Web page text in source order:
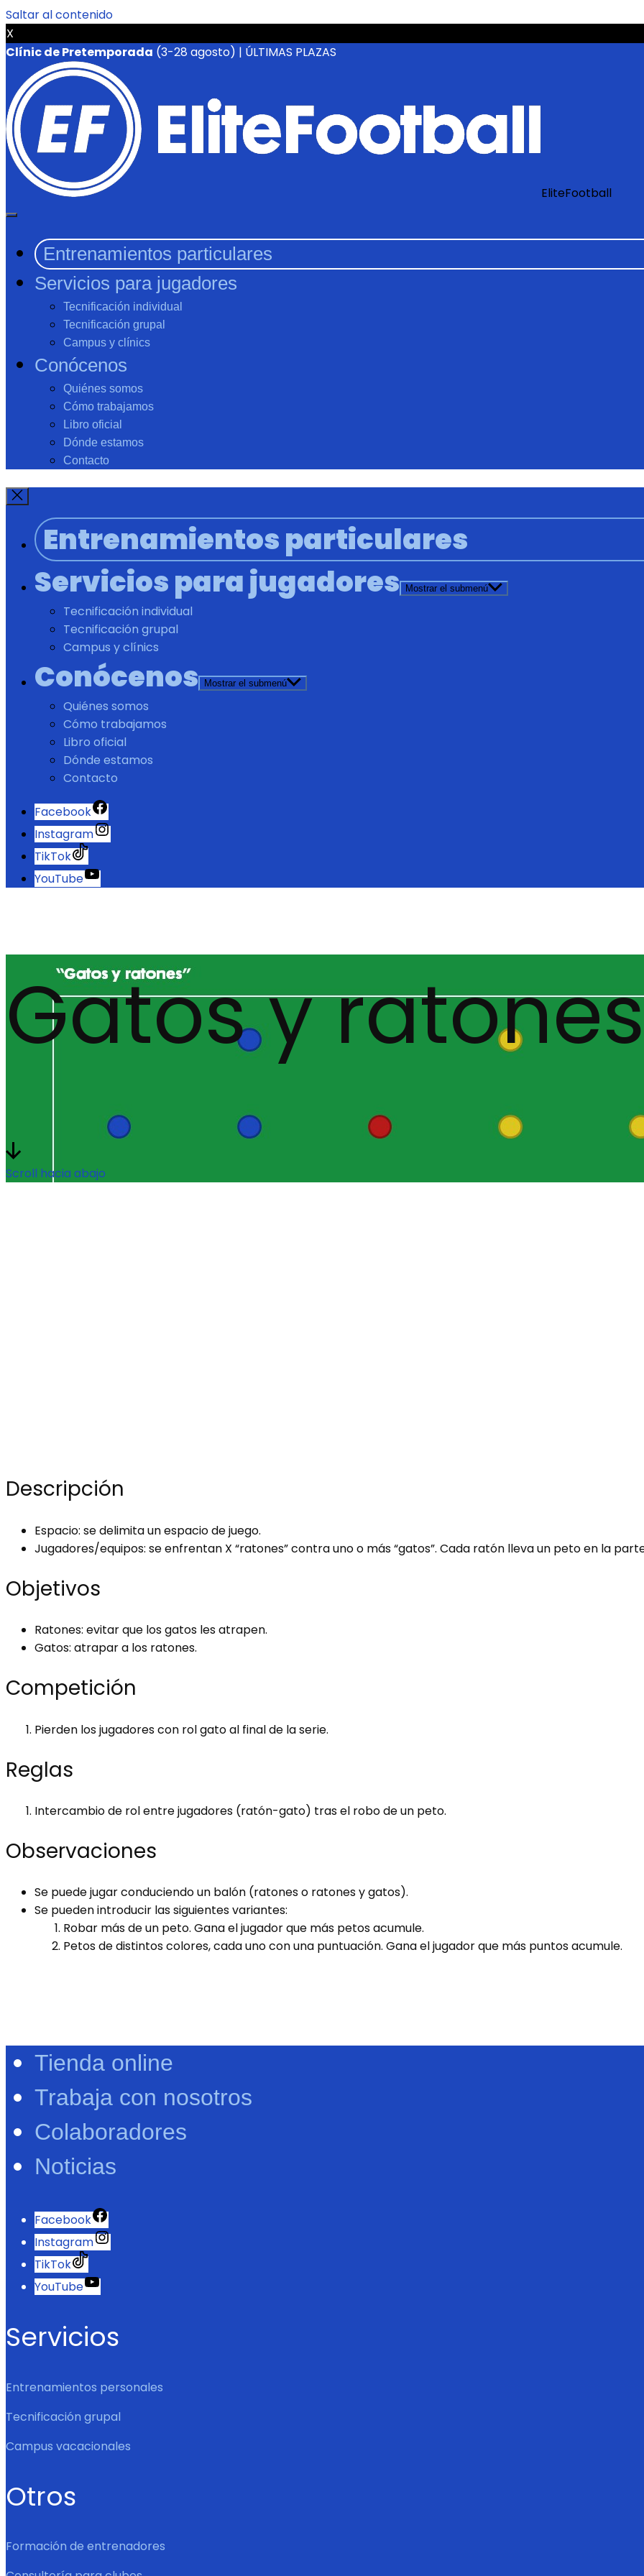
Saltar al contenido
X
Clínic de Pretemporada (3-28 agosto) | ÚLTIMAS PLAZAS
EliteFootball
Entrenamientos particulares
Servicios para jugadores
Tecnificación individual
Tecnificación grupal
Campus y clínics
Conócenos
Quiénes somos
Cómo trabajamos
Libro oficial
Dónde estamos
Contacto
Entrenamientos particulares
Servicios para jugadores
Mostrar el submenú
Tecnificación individual
Tecnificación grupal
Campus y clínics
Conócenos Mostrar el submenú
Quiénes somos
Cómo trabajamos
Libro oficial
Dónde estamos
Contacto
Facebook
Instagram
TikTok
YouTube
Gatos y ratones
Scroll hacia abajo
Descripción
Espacio: se delimita un espacio de juego.
Jugadores/equipos: se enfrentan X “ratones” contra uno o más “gatos”. Cada ratón lleva un peto en la
Objetivos
Ratones: evitar que los gatos les atrapen.
Gatos: atrapar a los ratones.
Competición
Pierden los jugadores con rol gato al final de la serie.
Reglas
Intercambio de rol entre jugadores (ratón-gato) tras el robo de un peto.
Observaciones
Se puede jugar conduciendo un balón (ratones o ratones y gatos).
Se pueden introducir las siguientes variantes:
Robar más de un peto. Gana el jugador que más petos acumule.
Petos de distintos colores, cada uno con una puntuación. Gana el jugador que más puntos acumule.
Tienda online
Trabaja con nosotros
Colaboradores
Noticias
Facebook
Instagram
TikTok
YouTube
Servicios
Entrenamientos personales
Tecnificación grupal
Campus vacacionales
Otros
Formación de entrenadores